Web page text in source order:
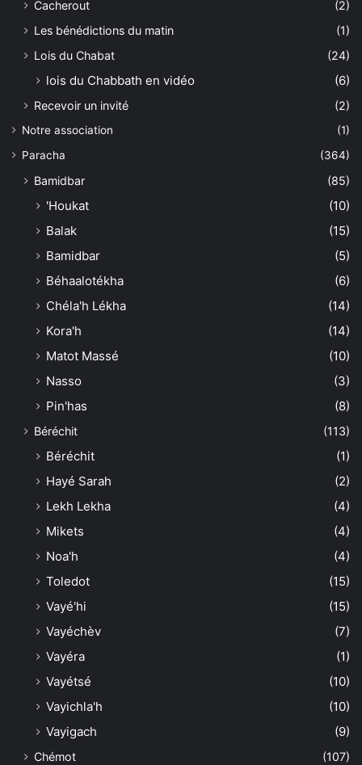
Cacherout
(2)
Les bénédictions du matin
(1)
Lois du Chabat
(24)
lois du Chabbath en vidéo (6)
Recevoir un invité (2)
Notre association
(1)
Paracha
(364)
Bamidbar (85)
'Houkat
(10)
Balak
(15)
Bamidbar
(5)
Béhaalotékha
(6)
Chéla'h Lékha
(14)
Kora'h
(14)
Matot Massé
(10)
Nasso
(3)
Pin'has
(8)
Béréchit (113)
Béréchit
(1)
Hayé Sarah
(2)
Lekh Lekha
(4)
Mikets
(4)
Noa'h
(4)
Toledot
(15)
Vayé'hi
(15)
Vayéchèv
(7)
Vayéra
(1)
Vayétsé
(10)
Vayichla'h
(10)
Vayigach
(9)
Chémot (107)